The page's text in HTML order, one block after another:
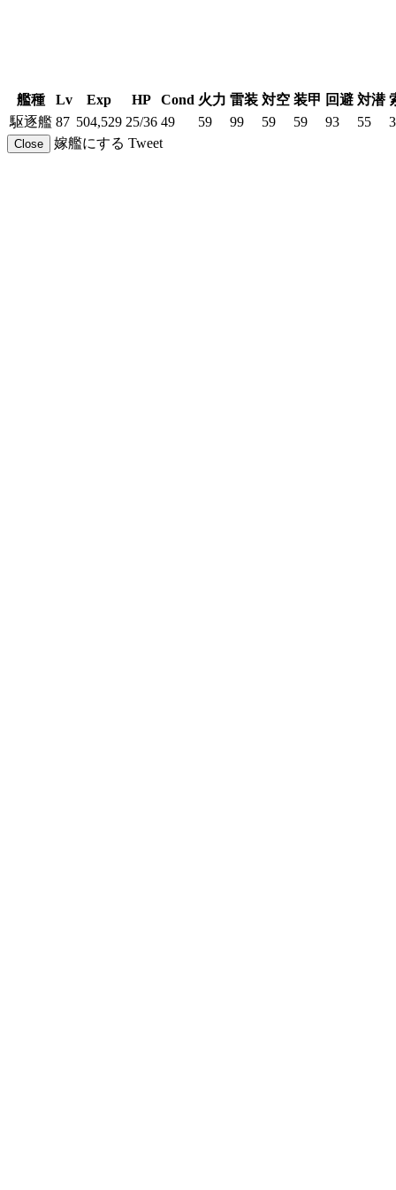
艦種 Lv Exp HP Cond 火力 雷装 対空 装甲 回避 対潜
駆逐艦 87 504,529 25/36 49 59 99 59 59 93 55
Close 嫁艦にする Tweet